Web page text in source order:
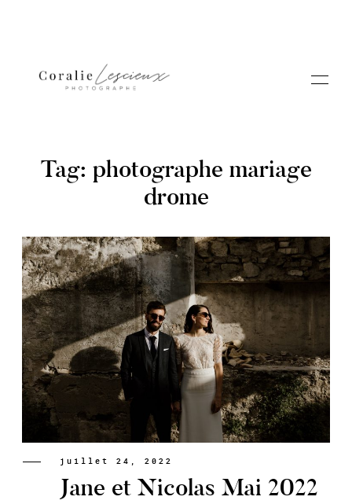
A PROPOS CORALIE
Contact
Tag: photographe mariage
drome
juillet 24, 2022
Jane et Nicolas Mai 2022